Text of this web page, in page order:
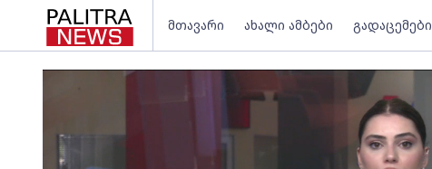
მთავარი ახალი ამბები გადაცემები